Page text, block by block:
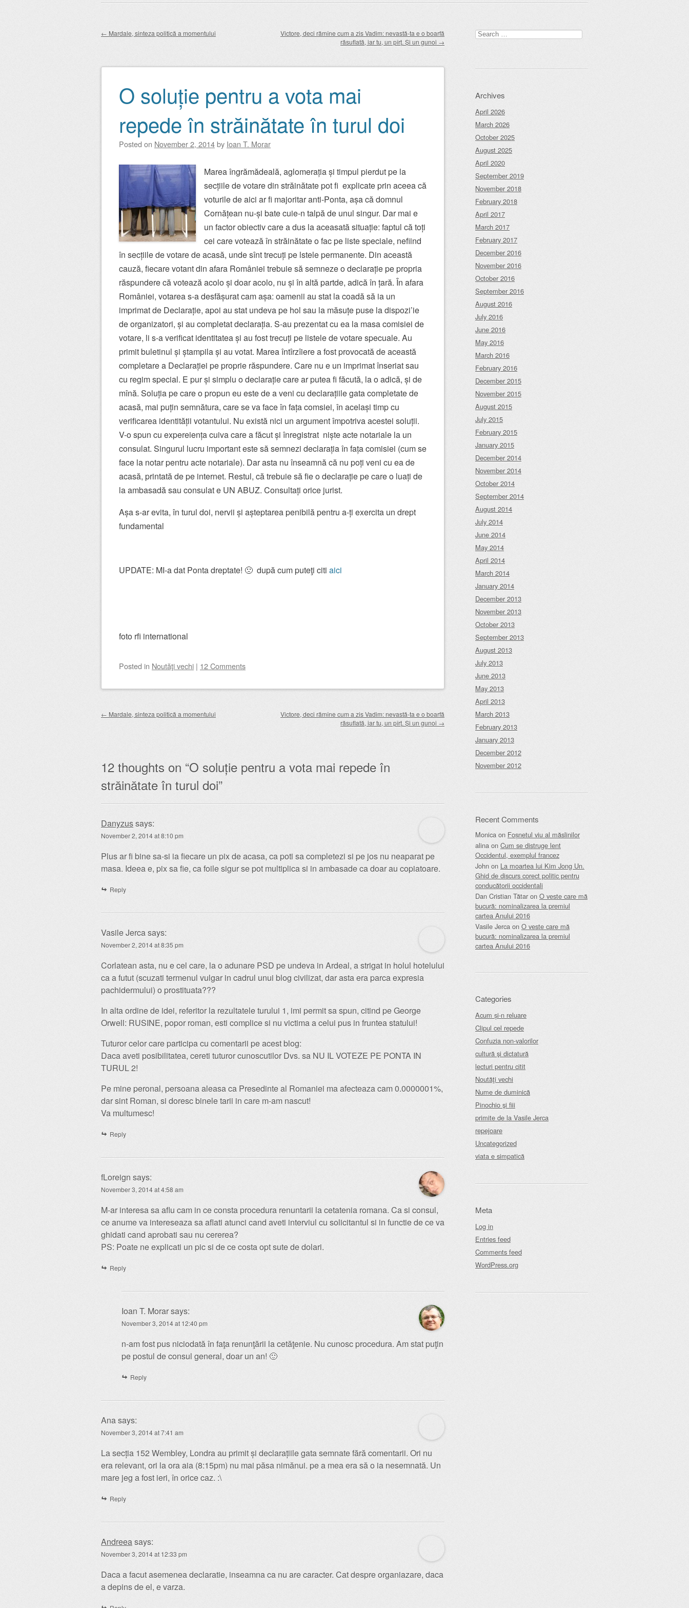
← Mardale, sinteza politică a momentului
Victore, deci rămîne cum a zis Vadim: nevastă-ta e o boarfă
răsuflată, iar tu, un pîrț. Și un gunoi →
O soluție pentru a vota mai
repede în străinătate în turul doi
Posted on November 2, 2014by Ioan T. Morar
Marea îngrămădeală, aglomerația și timpul pierdut pe la
secțiile de votare din străinătate pot fi explicate prin aceea că
voturile de aici ar fi majoritar anti-Ponta, așa că domnul
Cornățean nu-și bate cuie-n talpă de unul singur. Dar mai e
un factor obiectiv care a dus la aceasată situație: faptul că toți
cei care votează în străinătate o fac pe liste speciale, nefiind
în secțiile de votare de acasă, unde sînt trecuți pe lstele permanente. Din această
cauză, fiecare votant din afara României trebuie să semneze o declarație pe propria
răspundere că votează acolo și doar acolo, nu și în altă partde, adică în țară. În afara
României, votarea s-a desfășurat cam așa: oamenii au stat la coadă să ia un
imprimat de Declarație, apoi au stat undeva pe hol sau la măsuțe puse la dispozi’ie
de organizatori, și au completat declarația. S-au prezentat cu ea la masa comisiei de
votare, li s-a verificat identitatea și au fost trecuți pe listele de votare specuale. Au
primit buletinul și ștampila și au votat. Marea întîrzîiere a fost provocată de această
completare a Declarației pe proprie răspundere. Care nu e un imprimat înseriat sau
cu regim special. E pur și simplu o declarație care ar putea fi făcută, la o adică, și de
mînă. Soluția pe care o propun eu este de a veni cu declarațiile gata completate de
acasă, mai puțin semnătura, care se va face în fața comsiei, în același timp cu
verificarea identității votantului. Nu există nici un argument împotriva acestei soluții.
V-o spun cu expereiența cuiva care a făcut și înregistrat niște acte notariale la un
consulat. Singurul lucru important este să semnezi declarația în fața comisiei (cum se
face la notar pentru acte notariale). Dar asta nu înseamnă că nu poți veni cu ea de
acasă, printată de pe internet. Restul, că trebuie să fie o declarație pe care o luați de
la ambasadă sau consulat e UN ABUZ. Consultați orice jurist.
Așa s-ar evita, în turul doi, nervii și așteptarea penibilă pentru a-ți exercita un drept
fundamental
UPDATE: MI-a dat Ponta dreptate! 🙁 după cum puteţi citi aici
foto rfi international
Posted in Noutăţi vechi | 12 Comments
Post navigation
← Mardale, sinteza politică a momentului
Victore, deci rămîne cum a zis Vadim: nevastă-ta e o boarfă
răsuflată, iar tu, un pîrț. Și un gunoi →
12 thoughts on “O soluție pentru a vota mai repede în
străinătate în turul doi”
Danyzussays:
November 2, 2014 at 8:10 pm
Plus ar fi bine sa-si ia fiecare un pix de acasa, ca poti sa completezi si pe jos nu neaparat pe
masa. Ideea e, pix sa fie, ca foile sigur se pot multiplica si in ambasade ca doar au copiatoare.
Reply
Vasile Jercasays:
November 2, 2014 at 8:35 pm
Corlatean asta, nu e cel care, la o adunare PSD pe undeva in Ardeal, a strigat in holul hotelului
ca a futut (scuzati termenul vulgar in cadrul unui blog civilizat, dar asta era parca expresia
pachidermului) o prostituata???
In alta ordine de idei, referitor la rezultatele turului 1, imi permit sa spun, citind pe George
Orwell: RUSINE, popor roman, esti complice si nu victima a celui pus in fruntea statului!
Tuturor celor care participa cu comentarii pe acest blog:
Daca aveti posibilitatea, cereti tuturor cunoscutilor Dvs. sa NU IL VOTEZE PE PONTA IN
TURUL 2!
Pe mine peronal, persoana aleasa ca Presedinte al Romaniei ma afecteaza cam 0.0000001%,
dar sint Roman, si doresc binele tarii in care m-am nascut!
Va multumesc!
Reply
fLoreign says:
November 3, 2014 at 4:58 am
M-ar interesa sa aflu cam in ce consta procedura renuntarii la cetatenia romana. Ca si consul,
ce anume va intereseaza sa aflati atunci cand aveti interviul cu solicitantul si in functie de ce va
ghidati cand aprobati sau nu cererea?
PS: Poate ne explicati un pic si de ce costa opt sute de dolari.
Reply
Ioan T. Morarsays:
November 3, 2014 at 12:40 pm
n-am fost pus niciodată în faţa renunţării la cetăţenie. Nu cunosc procedura. Am stat puţin
pe postul de consul general, doar un an! 🙂
Reply
Anasays:
November 3, 2014 at 7:41 am
La secția 152 Wembley, Londra au primit și declarațiile gata semnate fără comentarii. Ori nu
era relevant, ori la ora aia (8:15pm) nu mai păsa nimănui. pe a mea era să o ia nesemnată. Un
mare jeg a fost ieri, în orice caz. :\
Reply
Andreeasays:
November 3, 2014 at 12:33 pm
Daca a facut asemenea declaratie, inseamna ca nu are caracter. Cat despre organiazare, daca
a depins de el, e varza.
Search
for:
Archives
April 2026
March 2026
October 2025
August 2025
April 2020
September 2019
November 2018
February 2018
April 2017
March 2017
February 2017
December 2016
November 2016
October 2016
September 2016
August 2016
July 2016
June 2016
May 2016
March 2016
February 2016
December 2015
November 2015
August 2015
July 2015
February 2015
January 2015
December 2014
November 2014
October 2014
September 2014
August 2014
July 2014
June 2014
May 2014
April 2014
March 2014
January 2014
December 2013
November 2013
October 2013
September 2013
August 2013
July 2013
June 2013
May 2013
April 2013
March 2013
February 2013
January 2013
December 2012
November 2012
Recent Comments
Monica on Foșnetul viu al măslinilor
alina on Cum se distruge lent
Occidentul, exemplul francez
John on La moartea lui Kim Jong Un.
Ghid de discurs corect politic pentru
conducătorii occidentali
Dan Cristian Tătar on O veste care mă
bucură: nominalizarea la premiul
cartea Anului 2016
Vasile Jerca on O veste care mă
bucură: nominalizarea la premiul
cartea Anului 2016
Categories
Acum și-n reluare
Clipul cel repede
Confuzia non-valorilor
cultură şi dictatură
lecturi pentru citit
Noutăţi vechi
Nume de duminică
Pinochio şi fiii
primite de la Vasile Jerca
repejoare
Uncategorized
viata e simpatică
Meta
Log in
Entries feed
Comments feed
WordPress.org